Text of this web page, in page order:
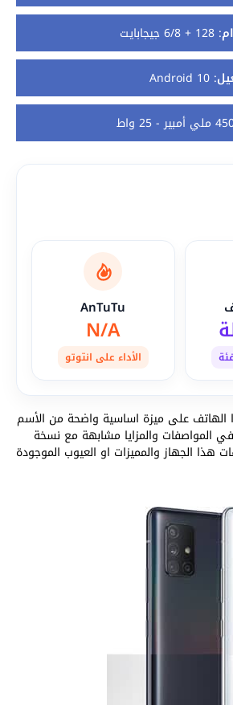
:128 + 6/8 جيجابايت
:
Android 10
- 25 واط
AnTuTu
N/A
الأداء على انتوتو
الهاتف على ميزة اساسية واضحة من الأسم
المواصفات والمزايا مشابهة مع نسخة
الجهاز والمميزات او العيوب الموجودة